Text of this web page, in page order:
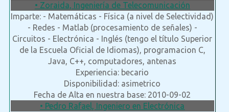
• Zoraida, Ingeniería de Telecomunicación
Imparte: - Matemáticas - Física (a nivel de Selectividad)
- Redes - Matlab (procesamiento de señales) -
Circuitos - Electrónica - Inglés (tengo el título Superior
de la Escuela Oficial de Idiomas), programacion C,
Java, C++, computadores, antenas
Experiencia: becario
Disponibilidad: asimetrico
Fecha de Alta en nuestra base: 2010-09-02
• Pedro Rafael, Ingeniero en Electrónica